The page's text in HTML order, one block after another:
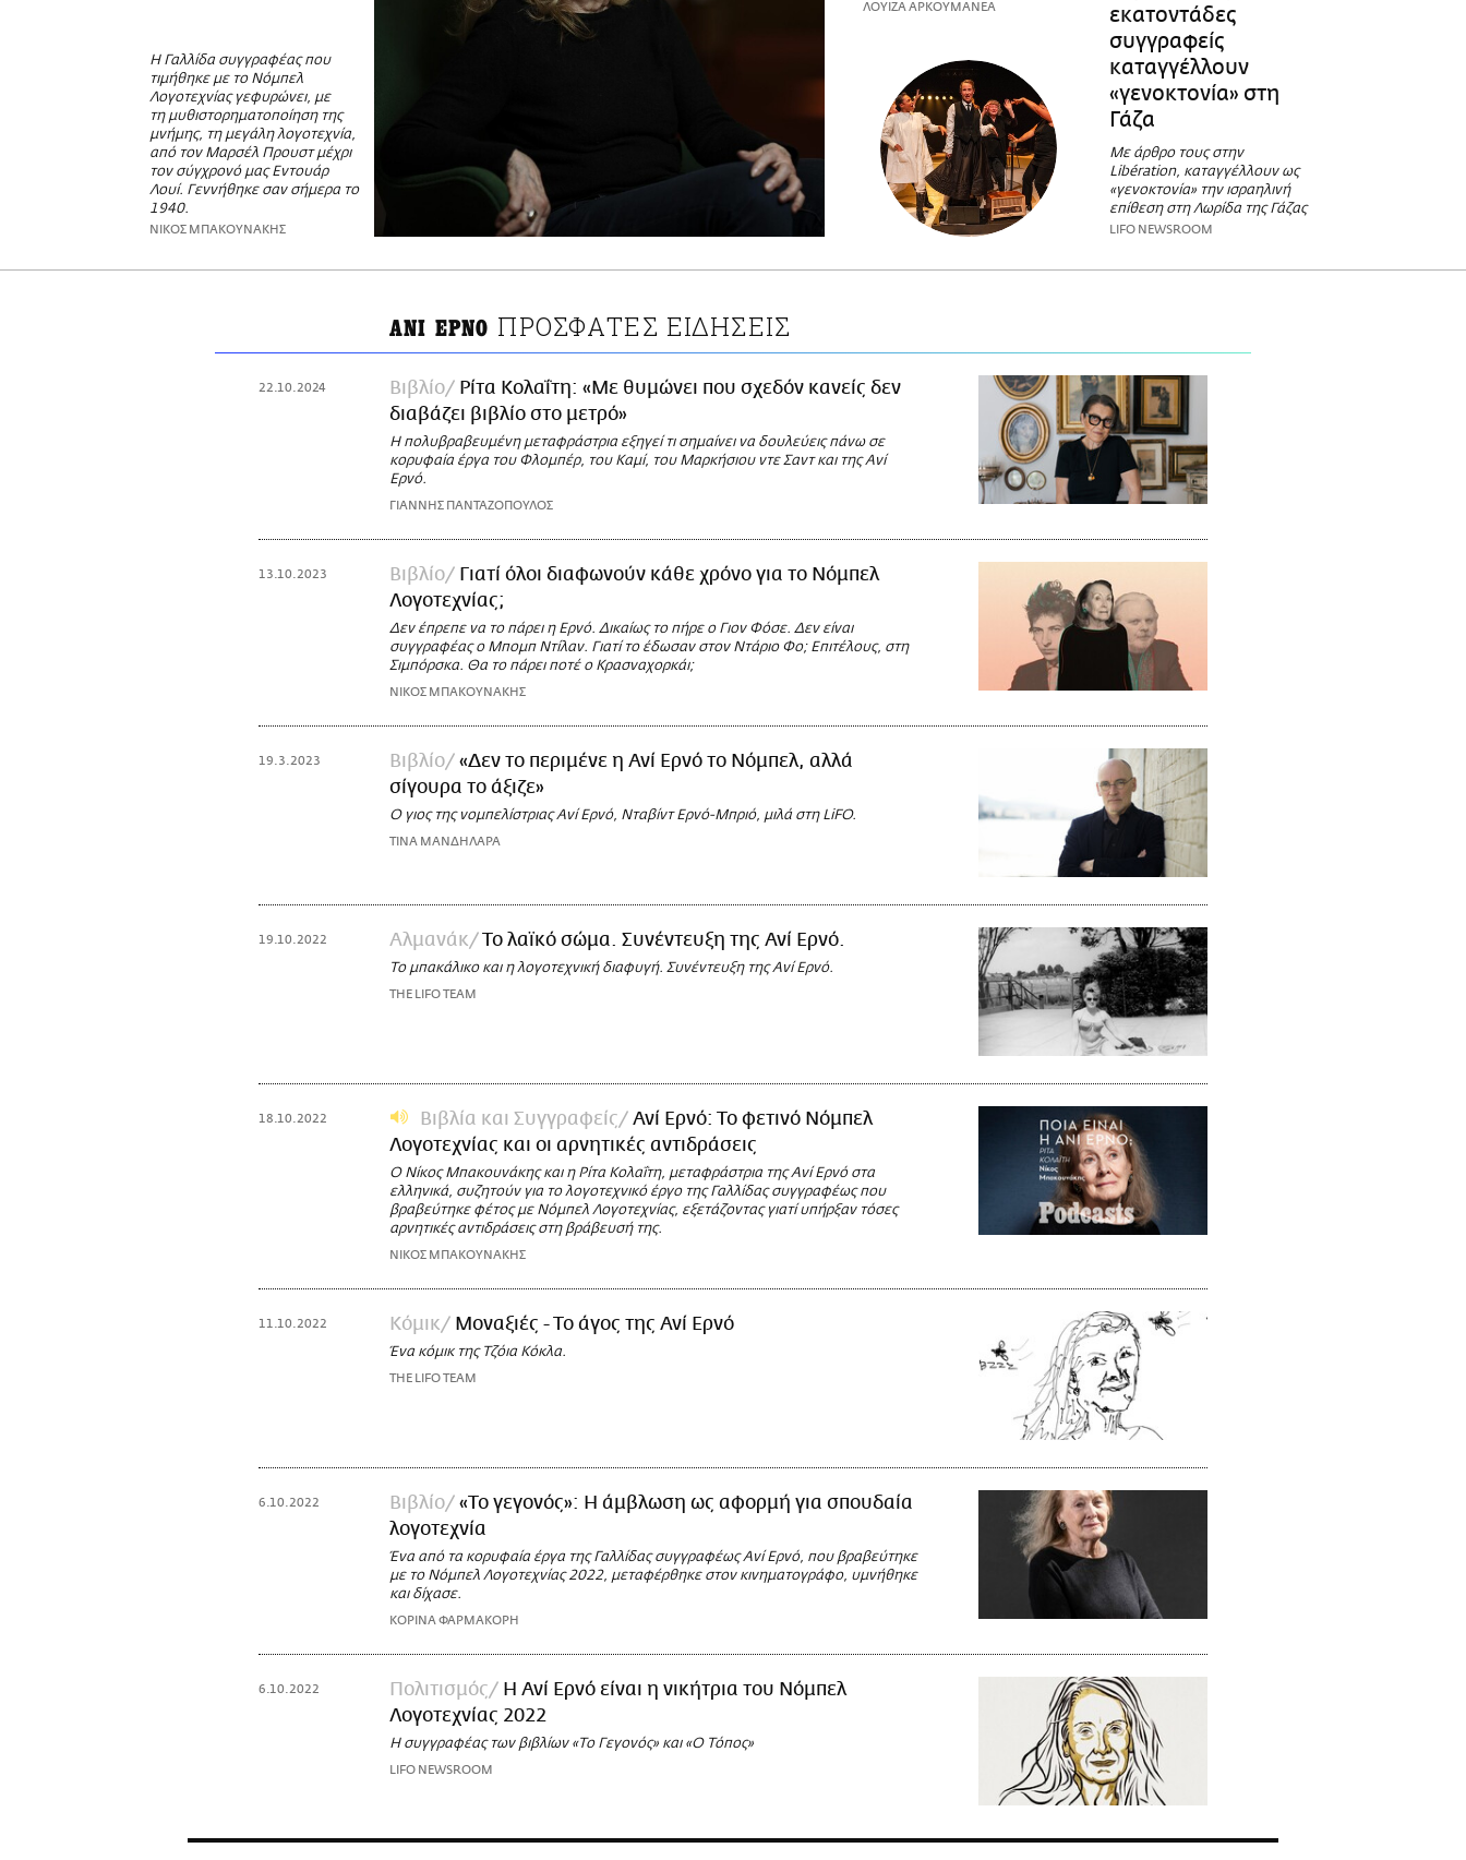
Η Γαλλίδα συγγραφέας που
τιμήθηκε με το Νόμπελ
Λογοτεχνίας γεφυρώνει, με
τη μυθιστορηματοποίηση της
μνήμης, τη μεγάλη λογοτεχνία,
από τον Μαρσέλ Προυστ μέχρι
τον σύγχρονό μας Εντουάρ
Λουί. Γεννήθηκε σαν σήμερα το
1940.
ΝΙΚΟΣ ΜΠΑΚΟΥΝΑΚΗΣ
ΛΟΥΙΖΑ ΑΡΚΟΥΜΑΝΕΑ
εκατοντάδες
συγγραφείς
καταγγέλλουν
«γενοκτονία» στη
Γάζα
Με άρθρο τους στην
Libération, καταγγέλλουν ως
«γενοκτονία» την ισραηλινή
επίθεση στη Λωρίδα της Γάζας
LIFO NEWSROOM
ΑΝΙ ΕΡΝΟ ΠΡΟΣΦΑΤΕΣ ΕΙΔΗΣΕΙΣ
22.10.2024 Βιβλίο
Ρίτα Κολαΐτη: «Με θυμώνει που σχεδόν κανείς δεν
διαβάζει βιβλίο στο μετρό»
Η πολυβραβευμένη μεταφράστρια εξηγεί τι σημαίνει να δουλεύεις πάνω σε
κορυφαία έργα του Φλομπέρ, του Καμί, του Μαρκήσιου ντε Σαντ και της Ανί
Ερνό.
ΓΙΑΝΝΗΣ ΠΑΝΤΑΖΟΠΟΥΛΟΣ
13.10.2023 Βιβλίο
Γιατί όλοι διαφωνούν κάθε χρόνο για το Νόμπελ
Λογοτεχνίας;
Δεν έπρεπε να το πάρει η Ερνό. Δικαίως το πήρε ο Γιον Φόσε. Δεν είναι
συγγραφέας ο Μπομπ Ντίλαν. Γιατί το έδωσαν στον Ντάριο Φο; Επιτέλους, στη
Σιμπόρσκα. Θα το πάρει ποτέ ο Κρασναχορκάι;
ΝΙΚΟΣ ΜΠΑΚΟΥΝΑΚΗΣ
19.3.2023 Βιβλίο
«Δεν το περιμένε η Ανί Ερνό το Νόμπελ, αλλά
σίγουρα το άξιζε»
Ο γιος της νομπελίστριας Ανί Ερνό, Νταβίντ Ερνό-Μπριό, μιλά στη LiFO.
ΤΙΝΑ ΜΑΝΔΗΛΑΡΑ
19.10.2022 Αλμανάκ Το λαϊκό σώμα. Συνέντευξη της Ανί Ερνό.
Το μπακάλικο και η λογοτεχνική διαφυγή. Συνέντευξη της Ανί Ερνό.
THE LIFO TEAM
18.10.2022 Βιβλία και Συγγραφείς
Ανί Ερνό: Το φετινό Νόμπελ
Λογοτεχνίας και οι αρνητικές αντιδράσεις
Ο Νίκος Μπακουνάκης και η Ρίτα Κολαΐτη, μεταφράστρια της Ανί Ερνό στα
ελληνικά, συζητούν για το λογοτεχνικό έργο της Γαλλίδας συγγραφέως που
βραβεύτηκε φέτος με Νόμπελ Λογοτεχνίας, εξετάζοντας γιατί υπήρξαν τόσες
αρνητικές αντιδράσεις στη βράβευσή της.
ΝΙΚΟΣ ΜΠΑΚΟΥΝΑΚΗΣ
11.10.2022 Κόμικ Μοναξιές - Το άγος της Ανί Ερνό
Ένα κόμικ της Τζόια Κόκλα.
THE LIFO TEAM
6.10.2022 Βιβλίο
«Το γεγονός»: Η άμβλωση ως αφορμή για σπουδαία
λογοτεχνία
Ένα από τα κορυφαία έργα της Γαλλίδας συγγραφέως Ανί Ερνό, που βραβεύτηκε
με το Νόμπελ Λογοτεχνίας 2022, μεταφέρθηκε στον κινηματογράφο, υμνήθηκε
και δίχασε.
ΚΟΡΙΝΑ ΦΑΡΜΑΚΟΡΗ
6.10.2022 Πολιτισμός
H Ανί Ερνό είναι η νικήτρια του Νόμπελ
Λογοτεχνίας 2022
Η συγγραφέας των βιβλίων «Το Γεγονός» και «Ο Τόπος»
LIFO NEWSROOM